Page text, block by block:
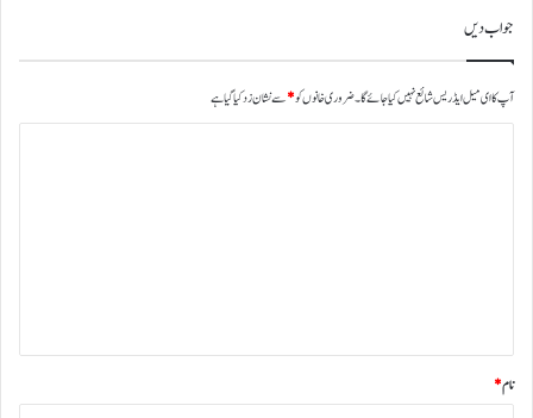
جواب دیں
آپ کا ای میل ایڈریس شائع نہیں کیا جائے گا۔ضروری خانوں کو*سے نشان زد کیا گیا ہے
نام*